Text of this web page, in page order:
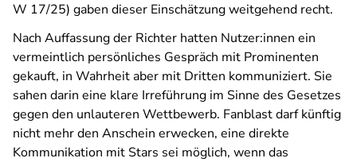
W 17/25) gaben dieser Einschätzung weitgehend recht.
Nach Auffassung der Richter hatten Nutzer:innen ein
vermeintlich persönliches Gespräch mit Prominenten
gekauft, in Wahrheit aber mit Dritten kommuniziert. Sie
sahen darin eine klare Irreführung im Sinne des Gesetzes
gegen den unlauteren Wettbewerb. Fanblast darf künftig
nicht mehr den Anschein erwecken, eine direkte
Kommunikation mit Stars sei möglich, wenn das